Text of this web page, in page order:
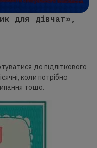
для дівчат»,
до підліткового
коли потрібно
тощо.